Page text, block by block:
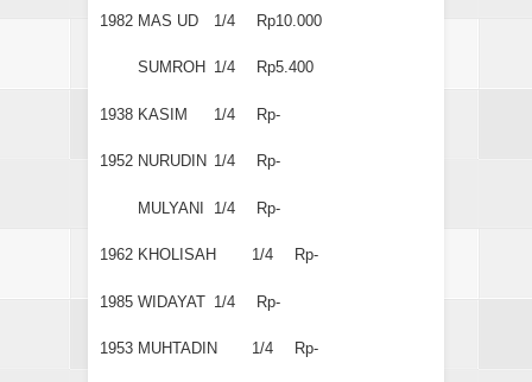
1982 MAS UD 1/4 Rp10.000
SUMROH 1/4 Rp5.400
1938 KASIM 1/4 Rp-
1952 NURUDIN 1/4 Rp-
MULYANI 1/4 Rp-
1962 KHOLISAH 1/4 Rp-
1985 WIDAYAT 1/4 Rp-
1953 MUHTADIN 1/4 Rp-